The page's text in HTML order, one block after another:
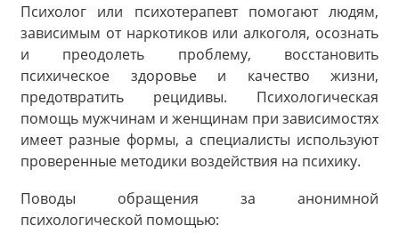
Психолог или психотерапевт помогают людям,
зависимым от наркотиков или алкоголя, осознать
и преодолеть проблему, восстановить
психическое здоровье и качество жизни,
предотвратить рецидивы. Психологическая
помощь мужчинам и женщинам при зависимостях
имеет разные формы, а специалисты используют
проверенные методики воздействия на психику.
Поводы обращения за анонимной
психологической помощью: